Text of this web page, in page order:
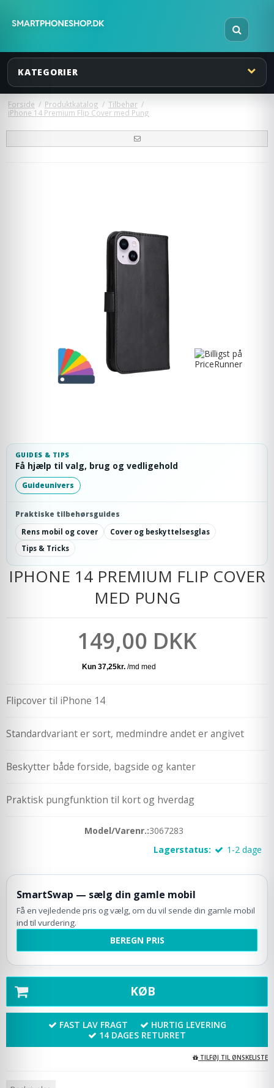
KATEGORIER
Forside / Produktkatalog / Tilbehør /
iPhone 14 Premium Flip Cover med Pung
GUIDES & TIPS
Få hjælp til valg, brug og vedligehold
Guideunivers
Praktiske tilbehørsguides
Rens mobil og cover
Cover og beskyttelsesglas
Tips & Tricks
IPHONE 14 PREMIUM FLIP COVER
MED PUNG
149,00 DKK
Flipcover til iPhone 14
Standardvariant er sort, medmindre andet er angivet
Beskytter både forside, bagside og kanter
Praktisk pungfunktion til kort og hverdag
Model/Varenr.:3067283
Lagerstatus:
1-2 dage
SmartSwap — sælg din gamle mobil
Få en vejledende pris og vælg, om du vil sende din gamle mobil
ind til vurdering.
BEREGN PRIS
KØB
FAST LAV FRAGT
HURTIG LEVERING
14 DAGES RETURRET
TILFØJ TIL ØNSKELISTE